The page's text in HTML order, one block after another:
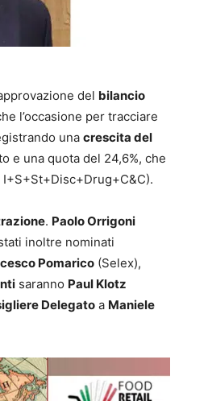
del bilancio
l’occasione per tracciare
una crescita del
e una quota del 24,6%, che
. Paolo Orrigoni
inoltre nominati
Pomarico (Selex),
saranno Paul Klotz
Delegato a Maniele